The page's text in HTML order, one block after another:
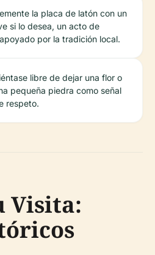
la placa de latón con un
si lo desea, un acto de
por la tradición local.
libre de dejar una flor o
pequeña piedra como señal
respeto.
Visita: